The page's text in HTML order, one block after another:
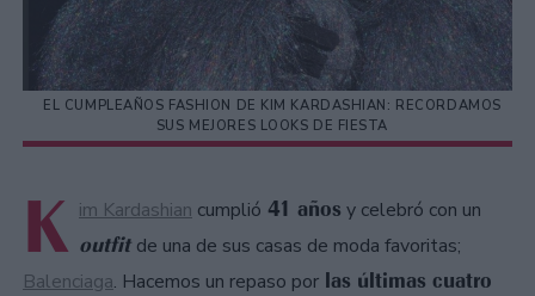
EL CUMPLEAÑOS FASHION DE KIM KARDASHIAN: RECORDAMOS
SUS MEJORES LOOKS DE FIESTA
K im Kardashian cumplió 41 años y celebró con un
outfit de una de sus casas de moda favoritas;
Balenciaga. Hacemos un repaso por las últimas cuatro